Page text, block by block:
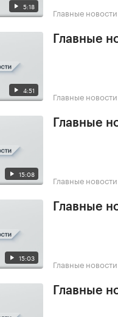
5:18 Главные новости
4:51
Главные
Главные новости
15:08
Главные
Главные новости
15:03
Главные
Главные новости
Главные